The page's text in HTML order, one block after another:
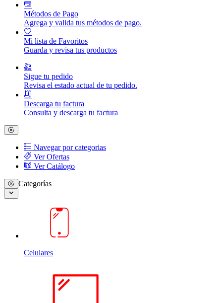
Métodos de Pago
Agrega y valida tus métodos de pago.
Mi lista de Favoritos
Guarda y revisa tus productos
Sigue tu pedido
Revisa el estado actual de tu pedido.
Descarga tu factura
Consulta y descarga tu factura
Navegar por categorias
Ver Ofertas
Ver Catálogo
Categorías
Celulares